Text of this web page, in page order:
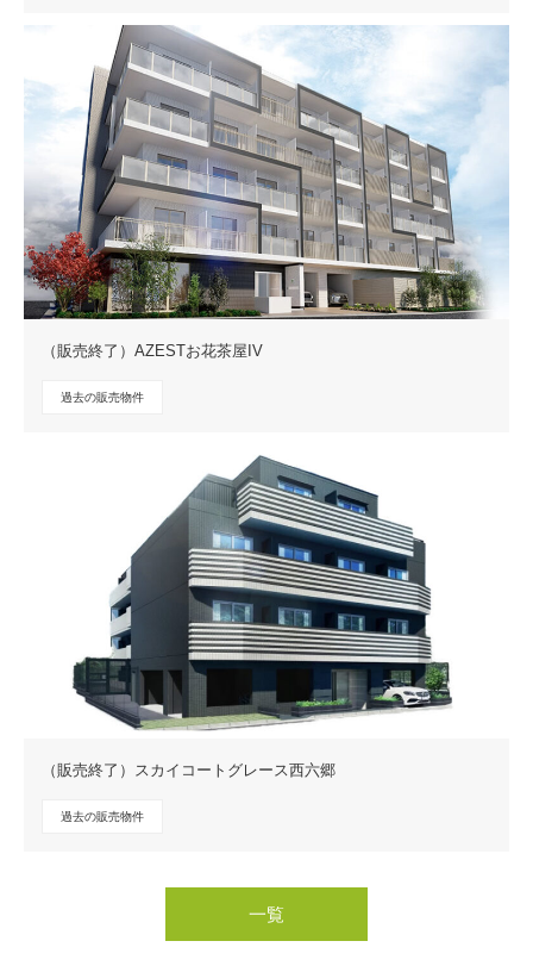
（販売終了）AZESTお花茶屋IV
過去の販売物件
（販売終了）スカイコートグレース西六郷
過去の販売物件
一覧